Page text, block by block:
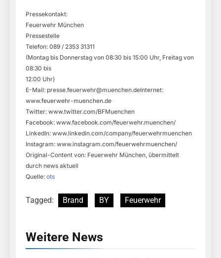
Pressekontakt:
Feuerwehr München
Pressestelle
Telefon: 089 / 2353 31311
(Montag bis Donnerstag von 08:30 bis 15:00 Uhr, Freitag von
08:30 bis
12:00 Uhr)
E-Mail: presse.feuerwehr@muenchen.deInternet:
www.feuerwehr-muenchen.de
Twitter: www.twitter.com/BFMuenchen
Facebook: www.facebook.com/feuerwehr.muenchen/
LinkedIn: www.linkedin.com/company/feuerwehrmuenchen
Instagram: www.instagram.com/feuerwehrmuenchen/
Original-Content von: Feuerwehr München, übermittelt
durch news aktuell
Quelle: ots
Tagged: Brand BY Feuerwehr
Weitere News